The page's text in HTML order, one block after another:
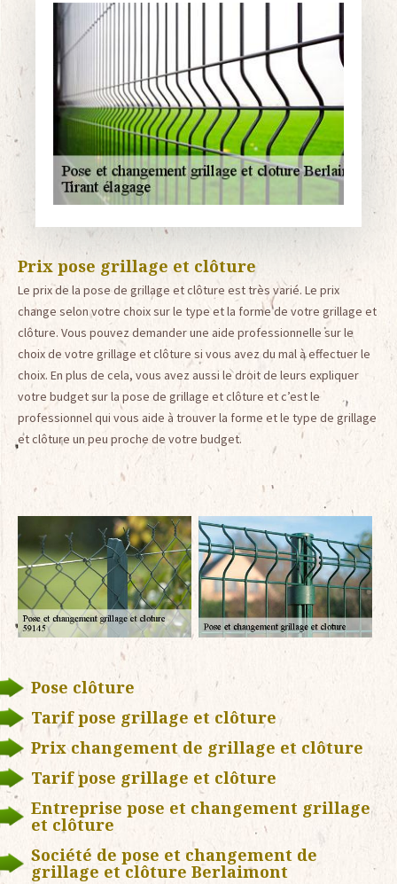
Prix pose grillage et clôture
Le prix de la pose de grillage et clôture est très varié. Le prix
change selon votre choix sur le type et la forme de votre grillage et
clôture. Vous pouvez demander une aide professionnelle sur le
choix de votre grillage et clôture si vous avez du mal à effectuer le
choix. En plus de cela, vous avez aussi le droit de leurs expliquer
votre budget sur la pose de grillage et clôture et c’est le
professionnel qui vous aide à trouver la forme et le type de grillage
et clôture un peu proche de votre budget.
Pose clôture
Tarif pose grillage et clôture
Prix changement de grillage et clôture
Tarif pose grillage et clôture
Entreprise pose et changement grillage
et clôture
Société de pose et changement de
grillage et clôture Berlaimont